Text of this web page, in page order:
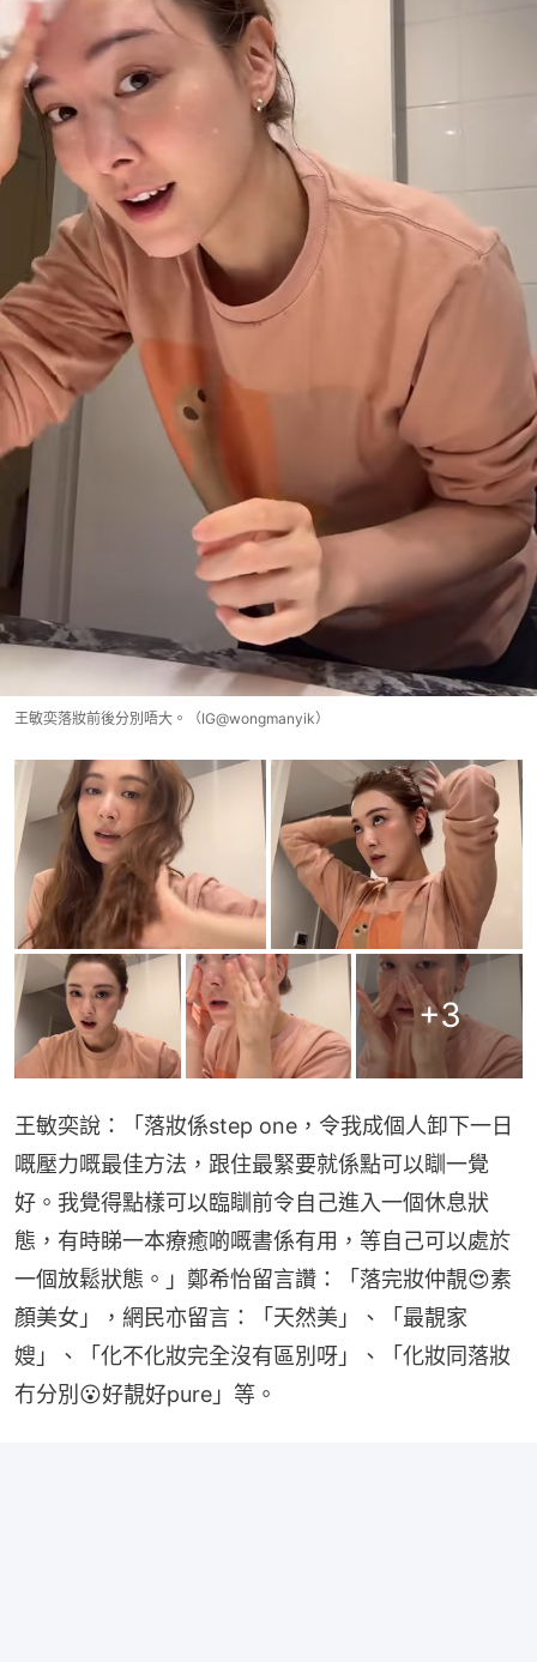
王敏奕落妝前後分別唔大。（IG@wongmanyik）
+3
王敏奕說：「落妝係step one，令我成個人卸下一日
嘅壓力嘅最佳方法，跟住最緊要就係點可以瞓一覺
好。我覺得點樣可以臨瞓前令自己進入一個休息狀
態，有時睇一本療癒啲嘅書係有用，等自己可以處於
一個放鬆狀態。」鄭希怡留言讚：「落完妝仲靚😍素
顏美女」，網民亦留言：「天然美」、「最靚家
嫂」、「化不化妝完全沒有區別呀」、「化妝同落妝
冇分別😮好靚好pure」等。